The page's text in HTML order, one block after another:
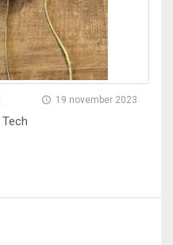
19 november 2023